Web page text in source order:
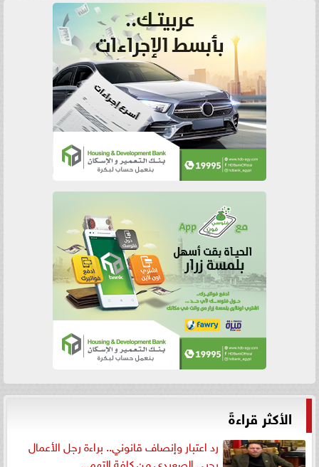
الأكثر قراءةً
رد اعتبار وإنصاف قانوني.. براءة رجل الأعمال
يحيى الصعيدي من كافة التهم...